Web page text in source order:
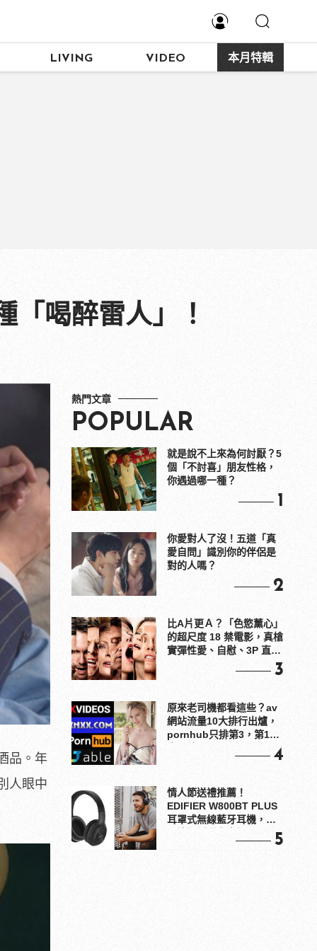
LIVING VIDEO 本月特輯
喝醉雷人」！
品。年
人眼中
熱門文章
POPULAR
就是說不上來為何討厭？5
個「不討喜」朋友性格，
你遇過哪一種？
1
你愛對人了沒！五道「真
愛自問」識別你的伴侶是
對的人嗎？
2
比A片更Ａ？「色慾薰心」
的超尺度 18 禁電影，真槍
實彈性愛、自慰、3P 直接
3
原來老司機都看這些？av
網站流量10大排行出爐，
pornhub只排第3，第1名
4
情人節送禮推薦！
EDIFIER W800BT PLUS
耳罩式無線藍牙耳機，在
5